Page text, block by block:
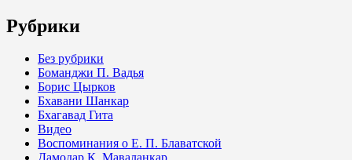
Рубрики
Без рубрики
Боманджи П. Вадья
Борис Цырков
Бхавани Шанкар
Бхагавад Гита
Видео
Воспоминания о Е. П. Блаватской